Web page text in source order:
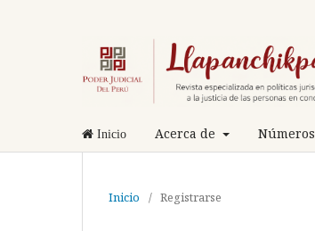
Inicio Acerca de Números
Inicio / Registrarse